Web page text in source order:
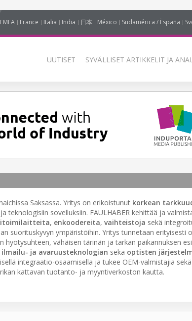
EMEA France Italia India 日本 México Sudamérica / España
UUTISET SYVÄLLISET ARTIKKELIT JA
Saksassa. Yritys on erikoistunut korkean
teknologisiin sovelluksiin. FAULHABER kehittää ja
, enkoodereita, vaihteistoja sekä
suorituskyvyn ympäristöihin. Yritys tunnetaan erityisesti
hyötysuhteen, vähäisen tärinän ja tarkan paikannuksen
ilmailu- ja avaruusteknologian sekä optisten
integraatio-osaamisella ja tukee OEM-valmistajia sekä
kattavan tuotanto- ja myyntiverkoston kautta.